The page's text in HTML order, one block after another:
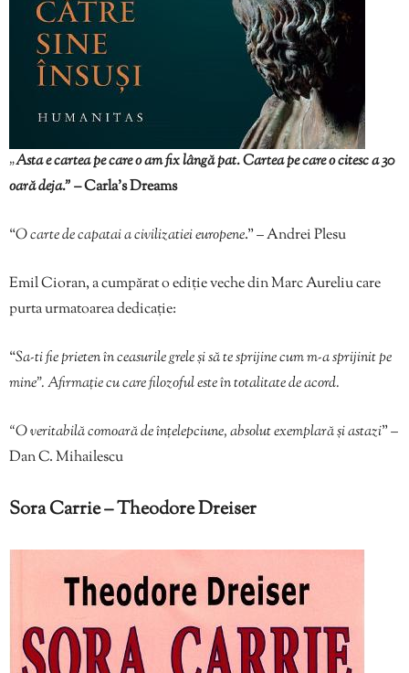
„Asta e cartea pe care o am fix lângă pat. Cartea pe care o citesc a 30
oară deja.”– Carla’s Dreams
“O carte de capatai a civilizatiei europene.” – Andrei Plesu
Emil Cioran, a cumpărat o ediție veche din Marc Aureliu care
purta urmatoarea dedicație:
“Sa-ti fie prieten în ceasurile grele și să te sprijine cum m-a sprijinit pe
mine”. Afirmație cu care filozoful este în totalitate de acord.
“O veritabilă comoară de înțelepciune, absolut exemplară și astazi” –
Dan C. Mihailescu
Sora Carrie– Theodore Dreiser